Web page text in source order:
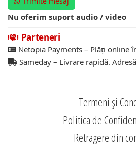
Nu oferim suport audio / video
Parteneri
Netopia Payments – Plăți online
Sameday – Livrare rapidă.
Termeni și
Politica de
Retragere din